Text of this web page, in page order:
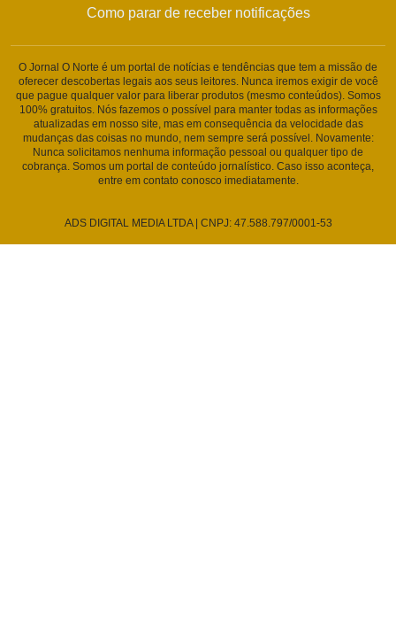
Como parar de receber notificações
O Jornal O Norte é um portal de notícias e tendências que tem a missão de
oferecer descobertas legais aos seus leitores. Nunca iremos exigir de você
que pague qualquer valor para liberar produtos (mesmo conteúdos). Somos
100% gratuitos. Nós fazemos o possível para manter todas as informações
atualizadas em nosso site, mas em consequência da velocidade das
mudanças das coisas no mundo, nem sempre será possível. Novamente:
Nunca solicitamos nenhuma informação pessoal ou qualquer tipo de
cobrança. Somos um portal de conteúdo jornalístico. Caso isso aconteça,
entre em contato conosco imediatamente.
ADS DIGITAL MEDIA LTDA | CNPJ: 47.588.797/0001-53